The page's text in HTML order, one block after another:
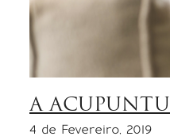
A
4 de Fevereiro, 2019